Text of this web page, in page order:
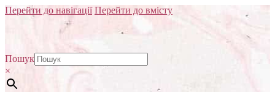
Перейти до навігації Перейти до вмісту
Пошук
×